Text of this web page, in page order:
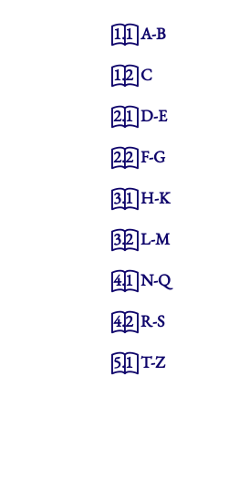
1.1A-B
1.2C
2.1D-E
2.2F-G
3.1H-K
3.2L-M
4.1N-Q
4.2R-S
5.1T-Z